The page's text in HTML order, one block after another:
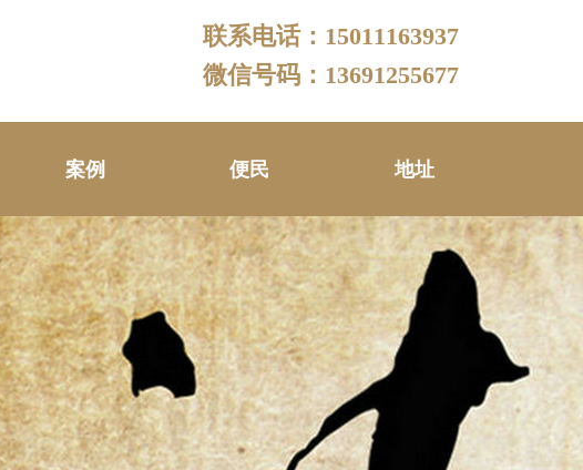
联系电话：15011163937
微信号码：13691255677
案例 便民 地址